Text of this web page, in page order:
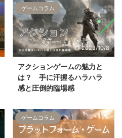
ゲームコラム
2023/10/8
アクションゲームの魅力と
は？ 手に汗握るハラハラ
感と圧倒的臨場感
ゲームコラム